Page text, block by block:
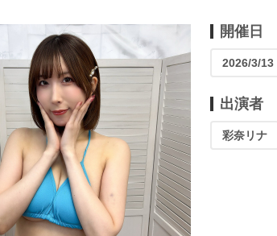
開催日
2026/3/13
出演者
彩奈リナ